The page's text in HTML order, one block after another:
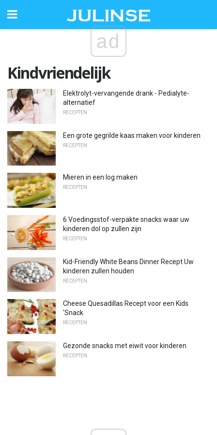
ad
Kindvriendelijk
Elektrolyt-vervangende drank - Pedialyte-
alternatief
RECEPTEN
Een grote gegrilde kaas maken voor kinderen
RECEPTEN
Mieren in een log maken
RECEPTEN
6 Voedingsstof-verpakte snacks waar uw
kinderen dol op zullen zijn
RECEPTEN
Kid-Friendly White Beans Dinner Recept Uw
kinderen zullen houden
RECEPTEN
Cheese Quesadillas Recept voor een Kids
'Snack
RECEPTEN
Gezonde snacks met eiwit voor kinderen
RECEPTEN